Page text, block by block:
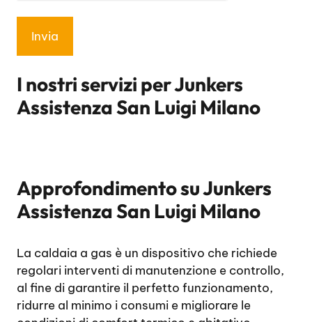
I nostri servizi perJunkers
Assistenza San Luigi Milano
Approfondimento suJunkers
Assistenza San Luigi Milano
La caldaia a gas è un dispositivo che richiede
regolari interventi di manutenzione e controllo,
al fine di garantire il perfetto funzionamento,
ridurre al minimo i consumi e migliorare le